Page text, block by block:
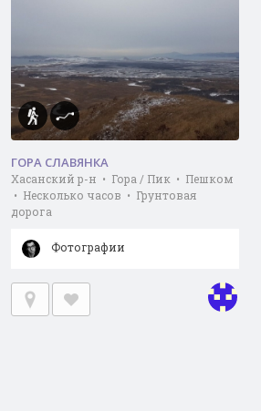
ГОРА СЛАВЯНКА
Хасанский р-н • Гора / Пик • Пешком
• Несколько часов • Грунтовая
дорога
Фотографии